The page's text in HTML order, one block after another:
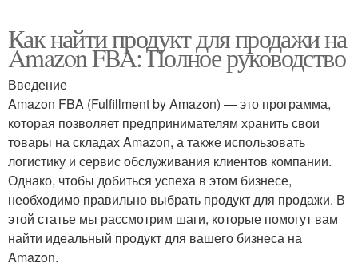
Как найти продукт для продажи на
Amazon FBA: Полное руководство
Введение
Amazon FBA (Fulfillment by Amazon) — это программа,
которая позволяет предпринимателям хранить свои
товары на складах Amazon, а также использовать
логистику и сервис обслуживания клиентов компании.
Однако, чтобы добиться успеха в этом бизнесе,
необходимо правильно выбрать продукт для продажи. В
этой статье мы рассмотрим шаги, которые помогут вам
найти идеальный продукт для вашего бизнеса на
Amazon.